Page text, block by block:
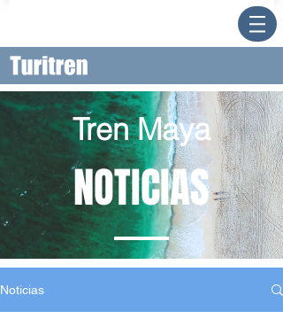
Tren Maya
NOTICIAS
Noticias